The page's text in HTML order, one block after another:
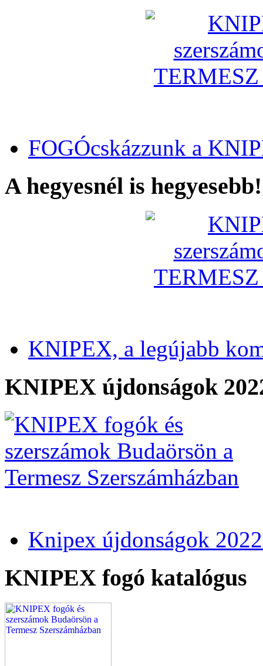
FOGÓcskázzunk a
A hegyesnél is hegyesebb!
KNIPEX, a legújabb
KNIPEX újdonságok
Knipex újdonságok
KNIPEX fogó katalógus